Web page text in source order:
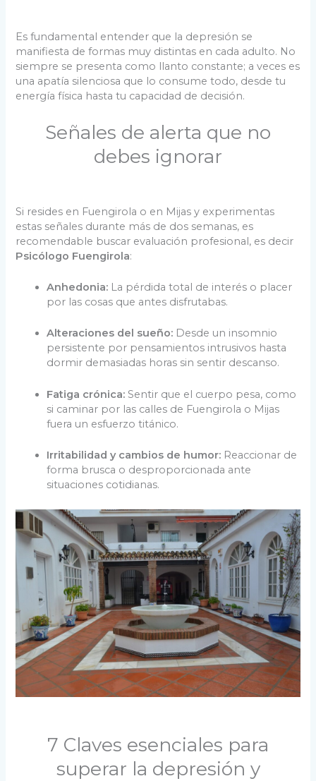
Es fundamental entender que la depresión se
manifiesta de formas muy distintas en cada adulto. No
siempre se presenta como llanto constante; a veces es
una apatía silenciosa que lo consume todo, desde tu
energía física hasta tu capacidad de decisión.
Señales de alerta que no
debes ignorar
Si resides en Fuengirola o en Mijas y experimentas
estas señales durante más de dos semanas, es
recomendable buscar evaluación profesional, es decir
Psicólogo Fuengirola:
Anhedonia: La pérdida total de interés o placer
por las cosas que antes disfrutabas.
Alteraciones del sueño: Desde un insomnio
persistente por pensamientos intrusivos hasta
dormir demasiadas horas sin sentir descanso.
Fatiga crónica: Sentir que el cuerpo pesa, como
si caminar por las calles de Fuengirola o Mijas
fuera un esfuerzo titánico.
Irritabilidad y cambios de humor: Reaccionar de
forma brusca o desproporcionada ante
situaciones cotidianas.
7 Claves esenciales para
superar la depresión y